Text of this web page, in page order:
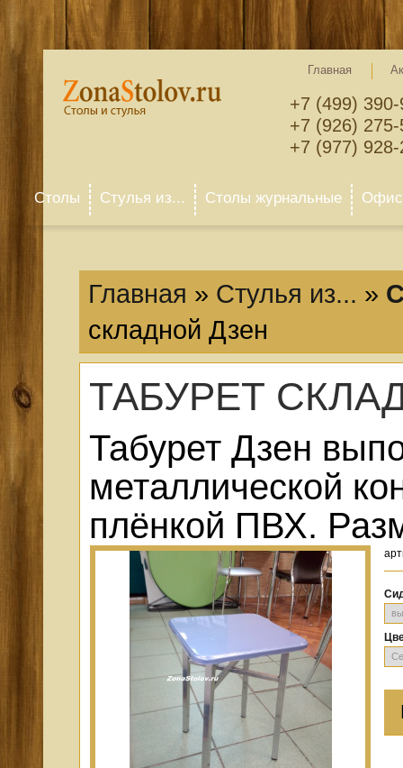
Главная
+7 (499)
+7 (926)
+7 (977)
Столы Стулья из... Столы журнальные
Главная » Стулья из... »
складной Дзен
ТАБУРЕТ
Табурет Дзен
металлической
плёнкой ПВХ.